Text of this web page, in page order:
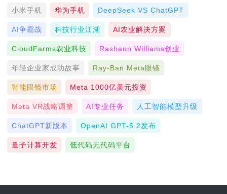
小米手机 华为手机 DeepSeek VS ChatGPT
AI争霸战 科技行业江湖 AI农业解决方案
CloudFarms农业科技 Rashaun Williams创业
年轻企业家成功故事 Ray-Ban Meta眼镜
智能眼镜市场 Meta 1000亿美元投资
Meta VR战略调整 AI专业任务 人工智能模型升级
ChatGPT新版本 OpenAI GPT-5.2发布
量子计算开发 低代码无代码平台